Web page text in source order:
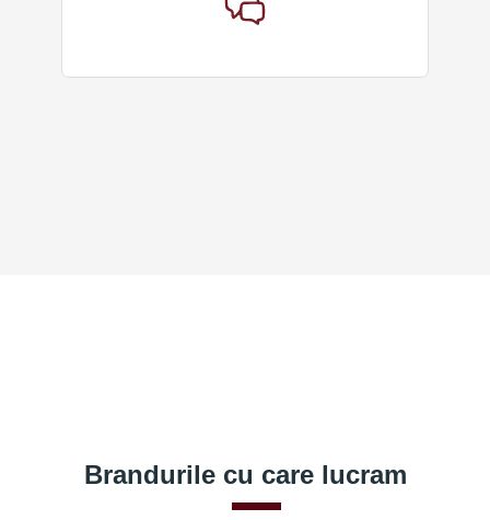
Brandurile cu care lucram